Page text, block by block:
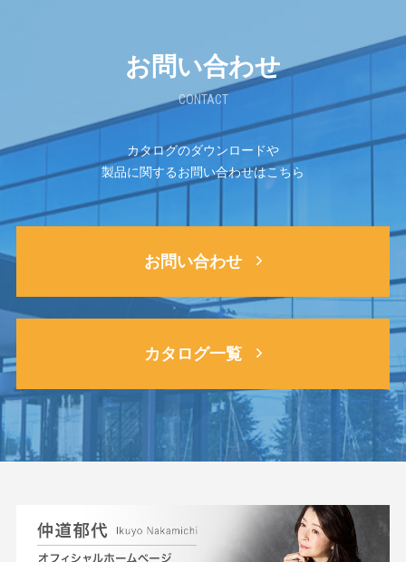
お問い合わせ
CONTACT
カタログのダウンロードや
製品に関するお問い合わせはこちら
お問い合わせ
カタログ一覧